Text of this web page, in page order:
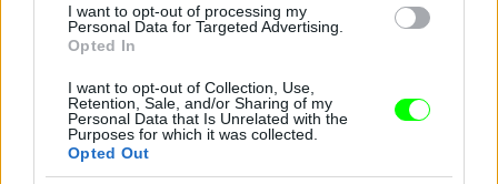
I want to opt-out of processing my
Personal Data for Targeted Advertising.
Opted In
I want to opt-out of Collection, Use,
Retention, Sale, and/or Sharing of my
Personal Data that Is Unrelated with the
Purposes for which it was collected.
Opted Out
Danics Danics Dóra átlátszó aljú ruhában
Fotó: / RTL Sajtóklub